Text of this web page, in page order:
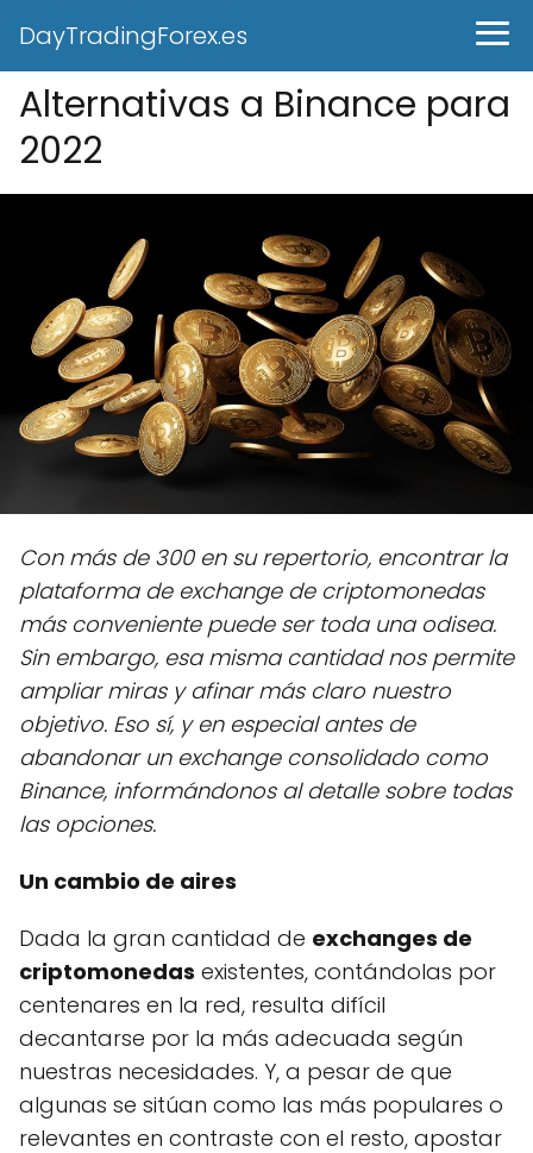
DayTradingForex.es
Alternativas a Binance para
2022
Con más de 300 en su repertorio, encontrar la
plataforma de exchange de criptomonedas
más conveniente puede ser toda una odisea.
Sin embargo, esa misma cantidad nos permite
ampliar miras y afinar más claro nuestro
objetivo. Eso sí, y en especial antes de
abandonar un exchange consolidado como
Binance, informándonos al detalle sobre todas
las opciones.
Un cambio de aires
Dada la gran cantidad de exchanges de
criptomonedas existentes, contándolas por
centenares en la red, resulta difícil
decantarse por la más adecuada según
nuestras necesidades. Y, a pesar de que
algunas se sitúan como las más populares o
relevantes en contraste con el resto, apostar